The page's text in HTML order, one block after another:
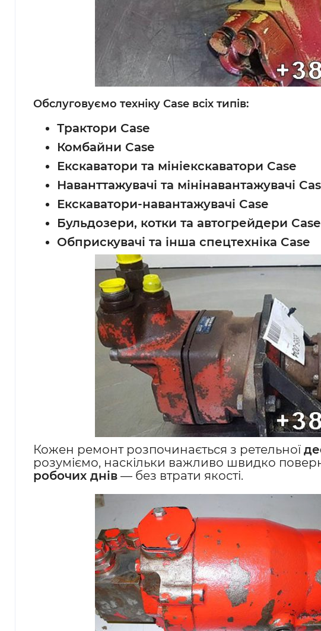
Обслуговуємо техніку Case всіх типів:
Трактори Case
Комбайни Case
Екскаватори та мініекскаватори Case
Наванттажувачі та мінінавантажувачі
Екскаватори-навантажувачі Case
Бульдозери, котки та автогрейдери Case
Обприскувачі та інша спецтехніка Case
Кожен ремонт розпочинається з ретельної
розуміємо, наскільки важливо швидко
робочих днів — без втрати якості.